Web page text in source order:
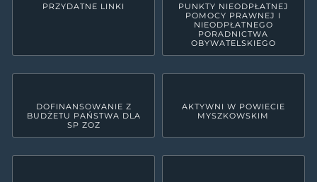
PRZYDATNE LINKI
PUNKTY NIEODPŁATNEJ
POMOCY PRAWNEJ I
NIEODPŁATNEGO
PORADNICTWA
OBYWATELSKIEGO
DOFINANSOWANIE Z
BUDŻETU PAŃSTWA DLA
SP ZOZ
AKTYWNI W POWIECIE
MYSZKOWSKIM